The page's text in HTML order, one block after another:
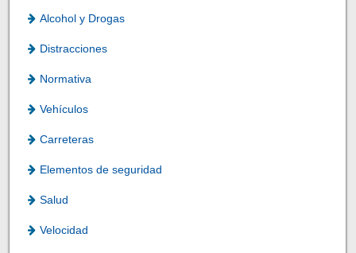
Alcohol y Drogas
Distracciones
Normativa
Vehículos
Carreteras
Elementos de seguridad
Salud
Velocidad